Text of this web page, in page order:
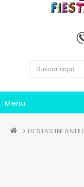
Menu
FIESTAS